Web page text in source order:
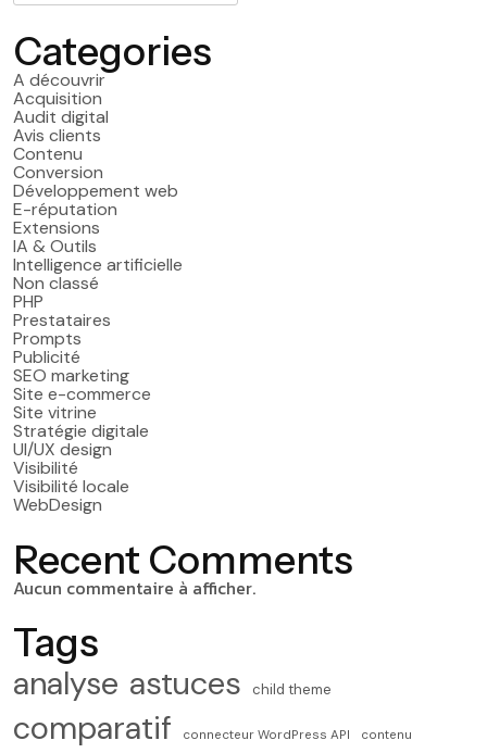
Categories
A découvrir
Acquisition
Audit digital
Avis clients
Contenu
Conversion
Développement web
E-réputation
Extensions
IA & Outils
Intelligence artificielle
Non classé
PHP
Prestataires
Prompts
Publicité
SEO marketing
Site e-commerce
Site vitrine
Stratégie digitale
UI/UX design
Visibilité
Visibilité locale
WebDesign
Recent Comments
Aucun commentaire à afficher.
Tags
analyse astuces child theme
comparatif connecteur WordPress API
contenu